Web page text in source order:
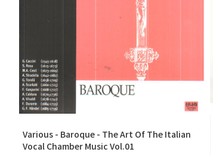
Various - Baroque - The Art Of The Italian
Vocal Chamber Music Vol.01